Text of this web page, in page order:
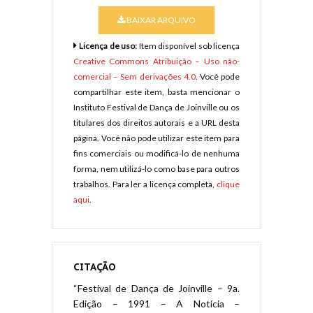
BAIXAR ARQUIVO
Licença de uso: Item disponível sob licença
Creative Commons Atribuição – Uso não-
comercial – Sem derivações 4.0. Você pode
compartilhar este item, basta mencionar o
Instituto Festival de Dança de Joinville ou os
titulares dos direitos autorais e a URL desta
página. Você não pode utilizar este item para
fins comerciais ou modificá-lo de nenhuma
forma, nem utilizá-lo como base para outros
trabalhos. Para ler a licença completa, clique
aqui.
CITAÇÃO
“Festival de Dança de Joinville – 9a.
Edição – 1991 – A Notícia –